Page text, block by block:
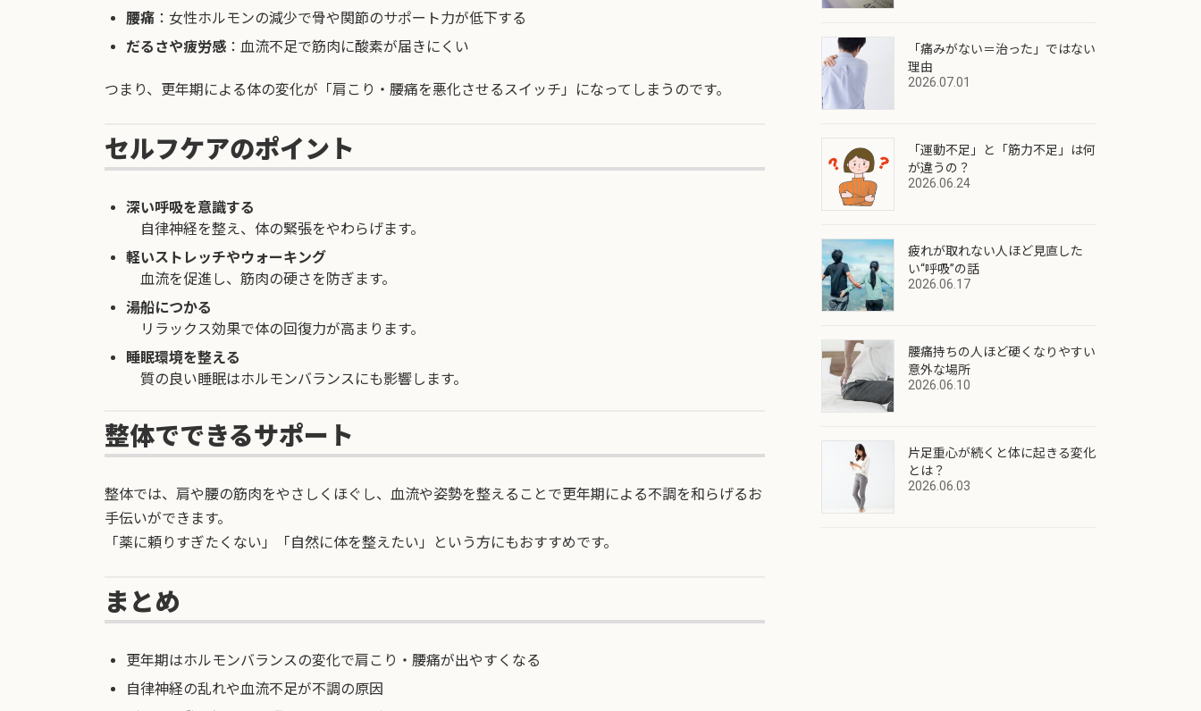
腰痛 ：女性ホルモンの減少で骨や関節のサポート力が低下する
だるさや疲労感 ：血流不足で筋肉に酸素が届きにくい
つまり、更年期による体の変化が「肩こり・腰痛を悪化させるスイッチ」になってしまうのです。
セルフケアのポイント
深い呼吸を意識する
自律神経を整え、体の緊張をやわらげます。
軽いストレッチやウォーキング
血流を促進し、筋肉の硬さを防ぎます。
湯船につかる
リラックス効果で体の回復力が高まります。
睡眠環境を整える
質の良い睡眠はホルモンバランスにも影響します。
整体でできるサポート
整体では、肩や腰の筋肉をやさしくほぐし、血流や姿勢を整えることで更年期による不調を和らげるお
手伝いができます。
「薬に頼りすぎたくない」「自然に体を整えたい」という方にもおすすめです。
まとめ
更年期はホルモンバランスの変化で肩こり・腰痛が出やすくなる
自律神経の乱れや血流不足が不調の原因
「痛みがない＝治った」ではない
理由
2026.07.01
「運動不足」と「筋力不足」は何
が違うの？
2026.06.24
疲れが取れない人ほど見直した
い“呼吸”の話
2026.06.17
腰痛持ちの人ほど硬くなりやすい
意外な場所
2026.06.10
片足重心が続くと体に起きる変化
とは？
2026.06.03